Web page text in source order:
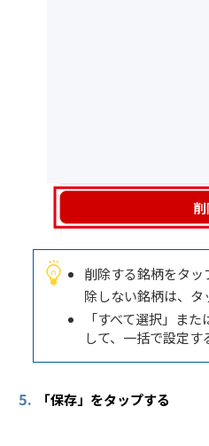
削除する銘柄をタッ
除しない銘柄は、タ
「すべて選択」ま
して、一括で設定す
5. 「保存」をタップする